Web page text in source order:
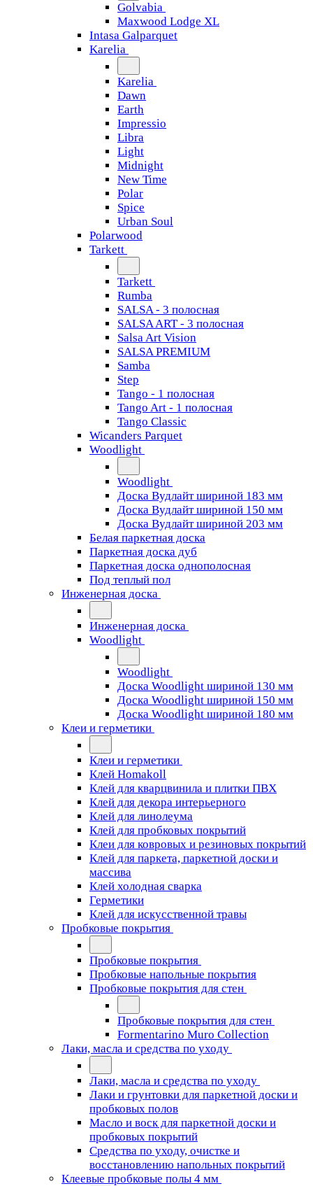
Golvabia
Maxwood Lodge XL
Intasa Galparquet
Karelia
Karelia
Dawn
Earth
Impressio
Libra
Light
Midnight
New Time
Polar
Spice
Urban Soul
Polarwood
Tarkett
Tarkett
Rumba
SALSA - 3 полосная
SALSA ART - 3 полосная
Salsa Art Vision
SALSA PREMIUM
Samba
Step
Tango - 1 полосная
Tango Art - 1 полосная
Tango Classiс
Wicanders Parquet
Woodlight
Woodlight
Доска Вудлайт шириной 183 мм
Доска Вудлайт шириной 150 мм
Доска Вудлайт шириной 203 мм
Белая паркетная доска
Паркетная доска дуб
Паркетная доска однополосная
Под теплый пол
Инженерная доска
Инженерная доска
Woodlight
Woodlight
Доска Woodlight шириной 130 мм
Доска Woodlight шириной 150 мм
Доска Woodlight шириной 180 мм
Клеи и герметики
Клеи и герметики
Клей Homakoll
Клей для кварцвинила и плитки ПВХ
Клей для декора интерьерного
Клей для линолеума
Клей для пробковых покрытий
Клеи для ковровых и резиновых покрытий
Клей для паркета, паркетной доски и
массива
Клей холодная сварка
Герметики
Клей для искусственной травы
Пробковые покрытия
Пробковые покрытия
Пробковые напольные покрытия
Пробковые покрытия для стен
Пробковые покрытия для стен
Formentarino Muro Collection
Лаки, масла и средства по уходу
Лаки, масла и средства по уходу
Лаки и грунтовки для паркетной доски и
пробковых полов
Масло и воск для паркетной доски и
пробковых покрытий
Средства по уходу, очистке и
восстановлению напольных покрытий
Клеевые пробковые полы 4 мм